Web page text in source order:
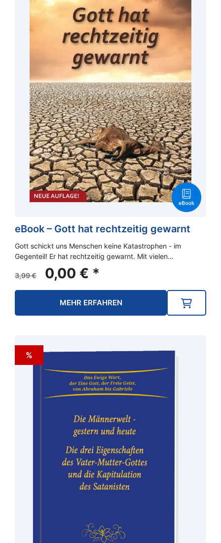
eBook – Gott hat rechtzeitig gewarnt
Gott schickt uns Menschen keine Katastrophen - im
Gegenteil! Er hat rechtzeitig gewarnt. Mit vielen…
3,99€
Ursprünglicher
Preis
war:
3,99 €
0,00 € Aktueller
Preis
ist:
0,00 €.
*
MEHR ERFAHREN
%